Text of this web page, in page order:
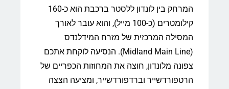
המרחק בין לונדון ללסטר ברכבת הוא כ-160
קילומטרים (כ-100 מייל), והוא עובר לאורך
המסילה המרכזית של מזרח המידלנדס
(Midland Main Line). הנסיעה לוקחת אתכם
צפונה מלונדון, חוצה את המחוזות הכפריים של
הרטפורדשייר וברדפורדשייר, ומציעה הצצה